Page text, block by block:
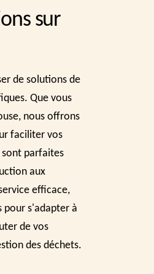
sur
de solutions de
Que vous
nous offrons
faciliter vos
sont parfaites
aux
efficace,
pour s'adapter à
de vos
des déchets.